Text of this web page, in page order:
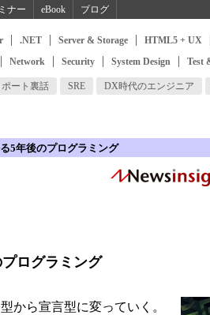
ナー eBook ブログ
.NET Server & Storage HTML5 + UX
Network Security System Design Test
ート裏話 SRE DX時代のエンジニア
5年後のプログラミング
ログラミング
から宣言型に変っていく。